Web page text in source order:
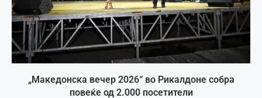
„Македонска вечер 2026“ во Рикалдоне собра
повеќе од 2.000 посетители